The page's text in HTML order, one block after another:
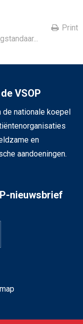
Print
VSOP
de nationale koepel
en
aandoeningen.
nieuwsbrief